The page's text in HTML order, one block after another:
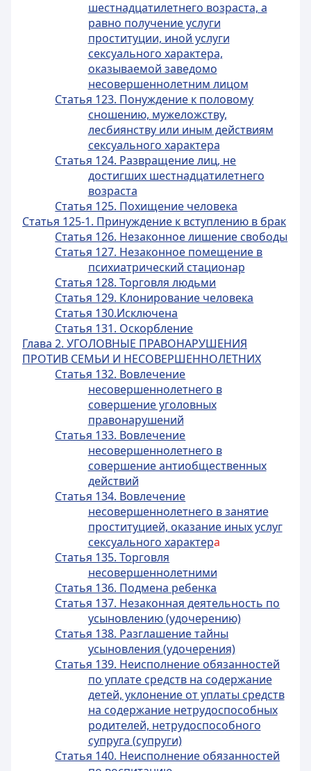
шестнадцатилетнего возраста, а
равно получение услуги
проституции, иной услуги
сексуального характера,
оказываемой заведомо
несовершеннолетним лицом
Статья 123. Понуждение к половому
сношению, мужеложству,
лесбиянству или иным действиям
сексуального характера
Статья 124. Развращение лиц, не
достигших шестнадцатилетнего
возраста
Статья 125. Похищение человека
Статья 125-1. Принуждение к вступлению в брак
Статья 126. Незаконное лишение свободы
Статья 127. Незаконное помещение в
психиатрический стационар
Статья 128. Торговля людьми
Статья 129. Клонирование человека
Статья 130.Исключена
Статья 131. Оскорбление
Глава 2. УГОЛОВНЫЕ ПРАВОНАРУШЕНИЯ
ПРОТИВ СЕМЬИ И НЕСОВЕРШЕННОЛЕТНИХ
Статья 132. Вовлечение
несовершеннолетнего в
совершение уголовных
правонарушений
Статья 133. Вовлечение
несовершеннолетнего в
совершение антиобщественных
действий
Статья 134. Вовлечение
несовершеннолетнего в занятие
проституцией, оказание иных услуг
сексуального характера
Статья 135. Торговля
несовершеннолетними
Статья 136. Подмена ребенка
Статья 137. Незаконная деятельность по
усыновлению (удочерению)
Статья 138. Разглашение тайны
усыновления (удочерения)
Статья 139. Неисполнение обязанностей
по уплате средств на содержание
детей, уклонение от уплаты средств
на содержание нетрудоспособных
родителей, нетрудоспособного
супруга (супруги)
Статья 140. Неисполнение обязанностей